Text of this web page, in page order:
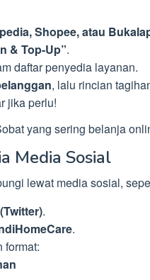
Shopee, atau
& Top-Up”.
daftar penyedia layanan.
, lalu rincian
jika perlu!
yang sering belanja
Media Sosial
lewat media sosial,
.
.
format: